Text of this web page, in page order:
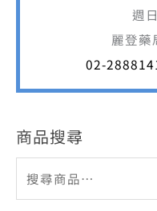
週
麗登藥
02-
商品搜尋